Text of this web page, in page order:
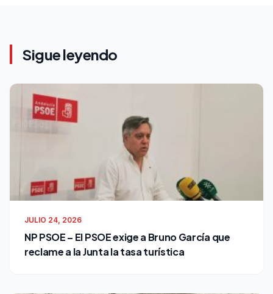
Sigue leyendo
JULIO 24, 2026
NP PSOE – El PSOE exige a Bruno García que
reclame a la Junta la tasa turística